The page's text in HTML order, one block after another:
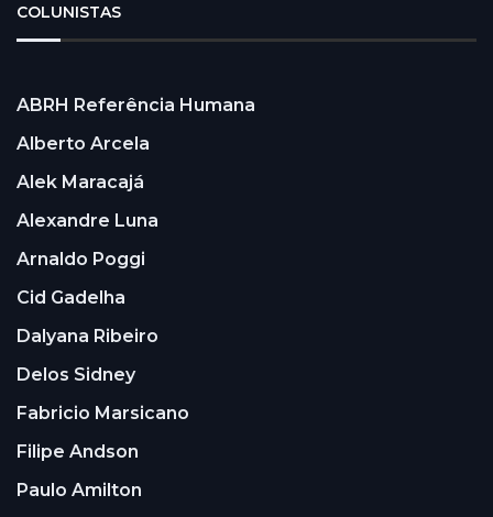
COLUNISTAS
ABRH Referência Humana
Alberto Arcela
Alek Maracajá
Alexandre Luna
Arnaldo Poggi
Cid Gadelha
Dalyana Ribeiro
Delos Sidney
Fabricio Marsicano
Filipe Andson
Paulo Amilton